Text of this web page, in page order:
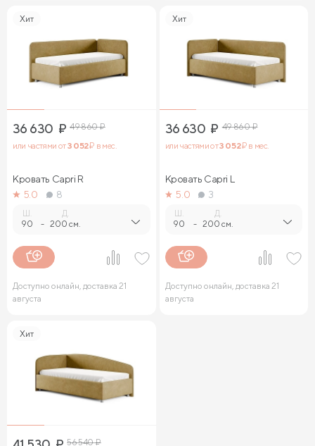
Хит
36 630 ₽ 49 860₽
или частями от3 052₽ в мес.
Кровать Capri R
5.0
8
90 -
Д.
200 см.
Доступно онлайн, доставка 21
августа
Хит
36 630 ₽ 49 860₽
или частями от3 052₽ в мес.
Кровать Capri L
5.0
3
90 -
Д.
200 см.
Доступно онлайн, доставка 21
августа
Хит
56 540₽